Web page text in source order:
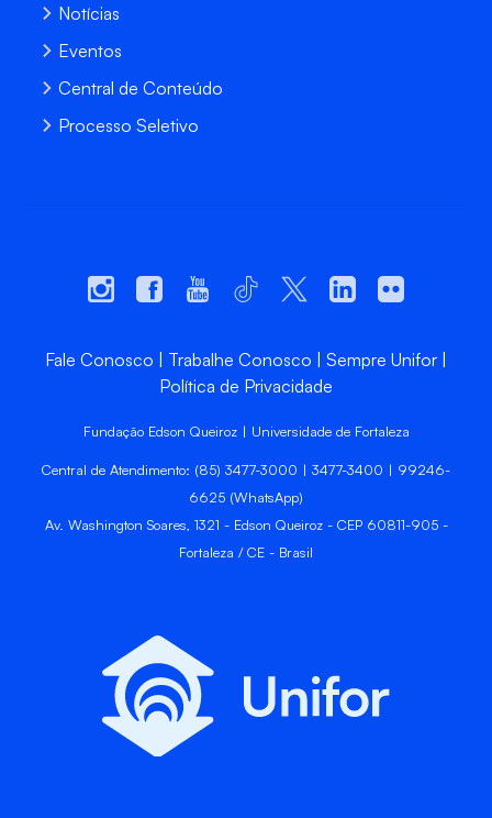
Notícias
Eventos
Central de Conteúdo
Processo Seletivo
Fale Conosco Trabalhe Conosco
Sempre Unifor
Política de Privacidade
Fundação Edson Queiroz | Universidade de Fortaleza
Central de Atendimento: (85) 3477-3000 | 3477-3400 | 99246-
6625 (WhatsApp)
Av. Washington Soares, 1321 - Edson Queiroz - CEP 60811-905 -
Fortaleza / CE - Brasil